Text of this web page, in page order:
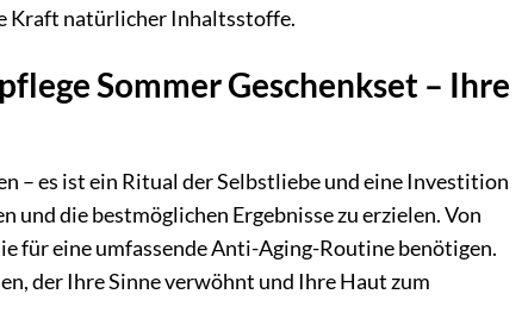
Kraft natürlicher Inhaltsstoffe.
Sommer Geschenkset – Ihre
– es ist ein Ritual der Selbstliebe und eine Investition
die bestmöglichen Ergebnisse zu erzielen. Von
für eine umfassende Anti-Aging-Routine benötigen.
der Ihre Sinne verwöhnt und Ihre Haut zum